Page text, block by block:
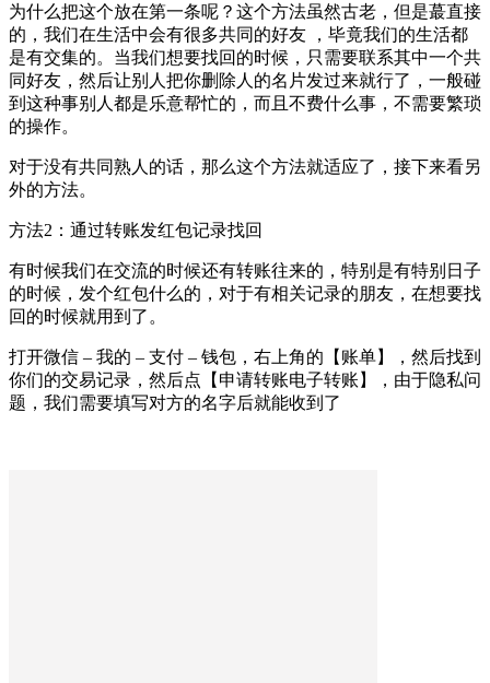
为什么把这个放在第一条呢？这个方法虽然古老，但是蕞直接
的，我们在生活中会有很多共同的好友 ，毕竟我们的生活都
是有交集的。当我们想要找回的时候，只需要联系其中一个共
同好友，然后让别人把你删除人的名片发过来就行了，一般碰
到这种事别人都是乐意帮忙的，而且不费什么事，不需要繁琐
的操作。
对于没有共同熟人的话，那么这个方法就适应了，接下来看另
外的方法。
方法2：通过转账发红包记录找回
有时候我们在交流的时候还有转账往来的，特别是有特别日子
的时候，发个红包什么的，对于有相关记录的朋友，在想要找
回的时候就用到了。
打开微信 – 我的 – 支付 – 钱包，右上角的【账单】，然后找到
你们的交易记录，然后点【申请转账电子转账】，由于隐私问
题，我们需要填写对方的名字后就能收到了